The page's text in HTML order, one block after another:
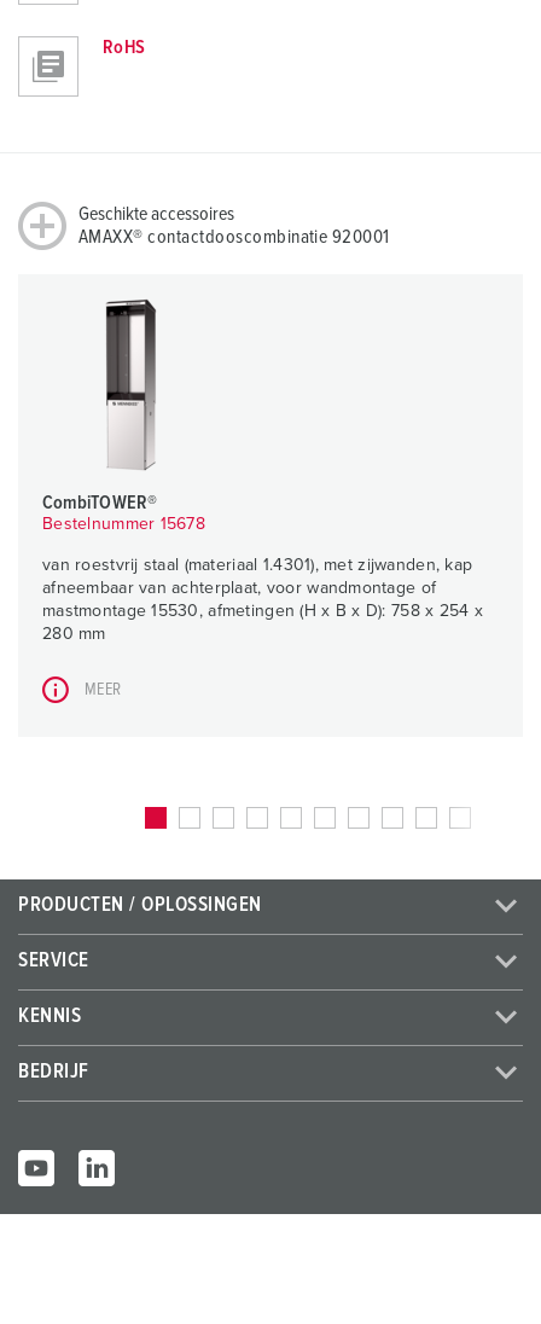
RoHS
Geschikte accessoires
AMAXX® contactdooscombinatie 920001
CombiTOWER®
Bestelnummer 15678
van roestvrij staal (materiaal 1.4301), met zijwanden, kap
afneembaar van achterplaat, voor wandmontage of
mastmontage 15530, afmetingen (H x B x D): 758 x 254 x
280 mm
MEER
PRODUCTEN / OPLOSSINGEN
SERVICE
KENNIS
BEDRIJF